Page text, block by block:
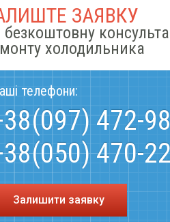
ЗАЯВКУ
безкоштовну
холодильника
телефони:
472-
470-
Залишити заявку